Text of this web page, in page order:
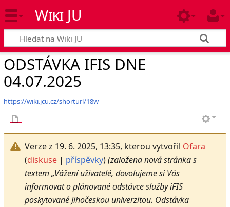
Wiki JU
ODSTÁVKA IFIS DNE
04.07.2025
https://wiki.jcu.cz/shorturl/18w
Verze z 19. 6. 2025, 13:35, kterou vytvořil Ofara
(diskuse| příspěvky)(založena nová stránka s
textem „Vážení uživatelé, dovolujeme si Vás
informovat o plánované odstávce služby iFIS
poskytované Jihočeskou univerzitou. Odstávka